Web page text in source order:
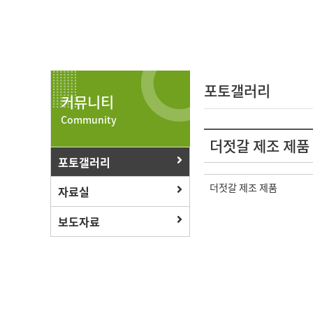
커뮤니티
Community
포토갤러리
자료실
보도자료
포토갤러리
더젓갈 제조 제품
더젓갈 제조 제품